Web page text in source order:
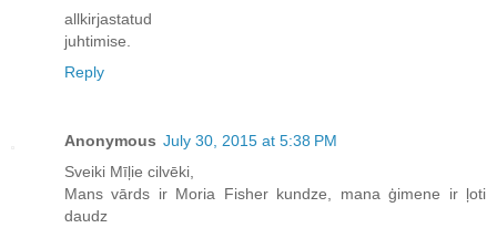
allkirjastatud
juhtimise.
Reply
Anonymous July 30, 2015 at 5:38 PM
Sveiki Mīļie cilvēki,
Mans vārds ir Moria Fisher kundze, mana ģimene ir ļoti
daudz